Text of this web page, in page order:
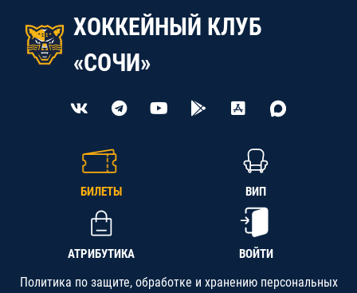
ХОККЕЙНЫЙ КЛУБ
«СОЧИ»
БИЛЕТЫ ВИП
АТРИБУТИКА ВОЙТИ
Политика по защите, обработке и хранению персональных